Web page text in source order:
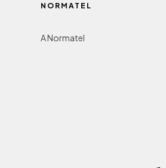
NORMATEL
A Normatel